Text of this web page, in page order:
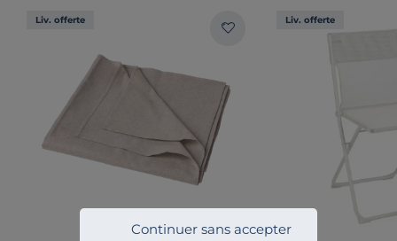
Continuer sans accepter
Liv. offerte Liv. offerte